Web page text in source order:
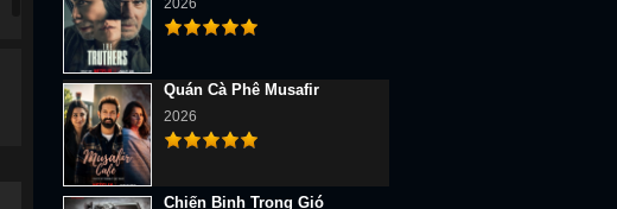
2026
Quán Cà Phê Musafir
2026
Chiến Binh Trong Gió